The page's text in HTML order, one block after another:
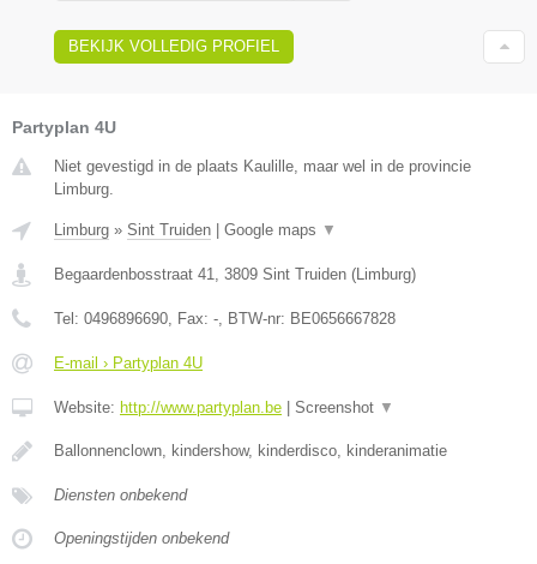
BEKIJK VOLLEDIG PROFIEL
Partyplan 4U
Niet gevestigd in de plaats Kaulille, maar wel in de provincie
Limburg.
Limburg » Sint Truiden Google maps ▼
Begaardenbosstraat 41 3809 Sint Truiden ( Limburg)
Tel: 0496896690 , Fax: - , BTW-nr: BE0656667828
E-mail › Partyplan 4U
Website: http://www.partyplan.be Screenshot ▼
Ballonnenclown, kindershow, kinderdisco, kinderanimatie
Diensten onbekend
Openingstijden onbekend